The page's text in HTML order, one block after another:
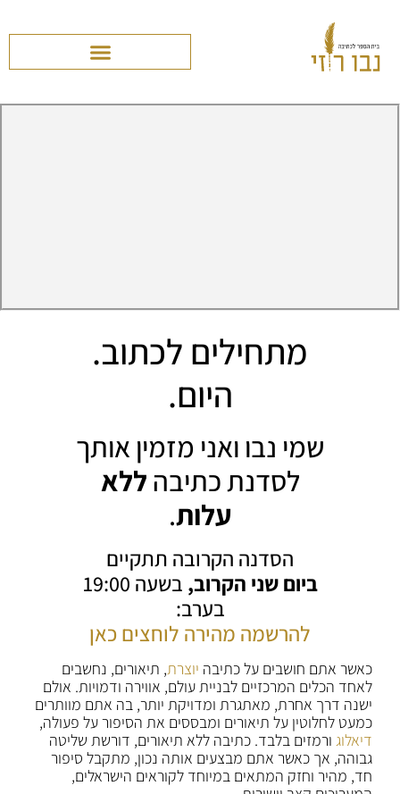
מתחילים לכתוב.
היום.
שמי נבו ואני מזמין אותך
לסדנת כתיבהללא
עלות.
הסדנה הקרובה תתקיים
ביום שני הקרוב,
בשעה 19:00
בערב:
להרשמה מהירה לוחצים כאן
כאשר אתם חושבים על כתיבה יוצרת, תיאורים, נחשבים
לאחד הכלים המרכזיים לבניית עולם, אווירה ודמויות. אולם
ישנה דרך אחרת, מאתגרת ומדויקת יותר, בה אתם מוותרים
כמעט לחלוטין על תיאורים ומבססים את הסיפור על פעולה,
דיאלוג ורמזים בלבד. כתיבה ללא תיאורים, דורשת שליטה
גבוהה, אך כאשר אתם מבצעים אותה נכון, מתקבל סיפור
חד, מהיר וחזק המתאים במיוחד לקוראים הישראלים,